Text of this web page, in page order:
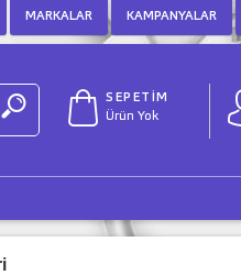
MARKALAR KAMPANYALAR
SEPETİM
Ürün Yok